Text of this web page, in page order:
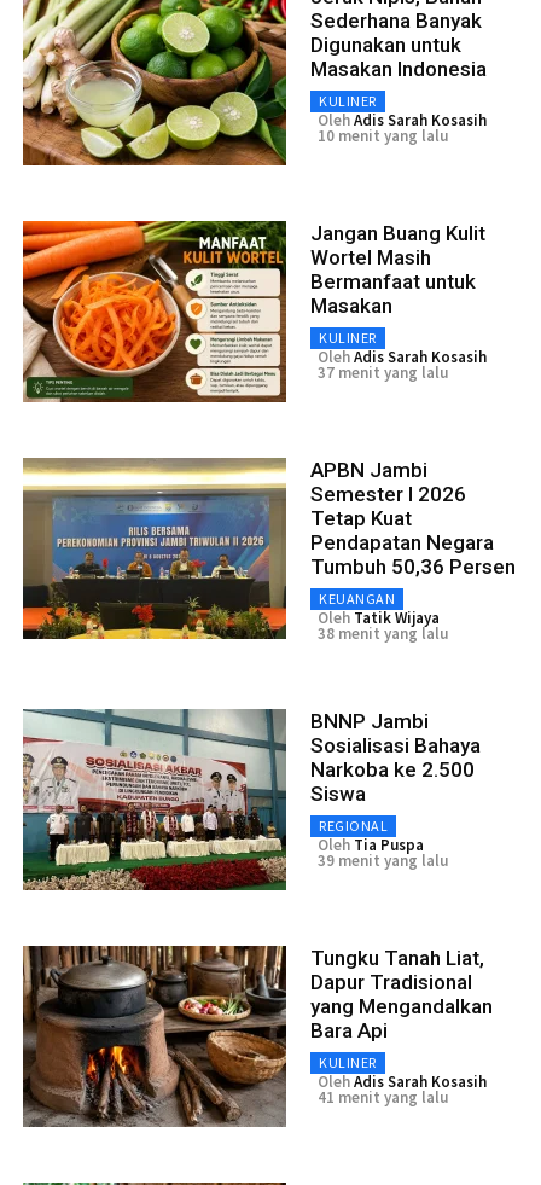
Sederhana Banyak
Digunakan untuk
Masakan Indonesia
KULINER
OlehAdis Sarah Kosasih
10 menit yang lalu
Jangan Buang Kulit
Wortel Masih
Bermanfaat untuk
Masakan
KULINER
OlehAdis Sarah Kosasih
37 menit yang lalu
APBN Jambi
Semester I 2026
Tetap Kuat
Pendapatan Negara
Tumbuh 50,36 Persen
KEUANGAN
Oleh Tatik Wijaya
38 menit yang lalu
BNNP Jambi
Sosialisasi Bahaya
Narkoba ke 2.500
Siswa
REGIONAL
Oleh Tia Puspa
39 menit yang lalu
Tungku Tanah Liat,
Dapur Tradisional
yang Mengandalkan
Bara Api
KULINER
OlehAdis Sarah Kosasih
41 menit yang lalu